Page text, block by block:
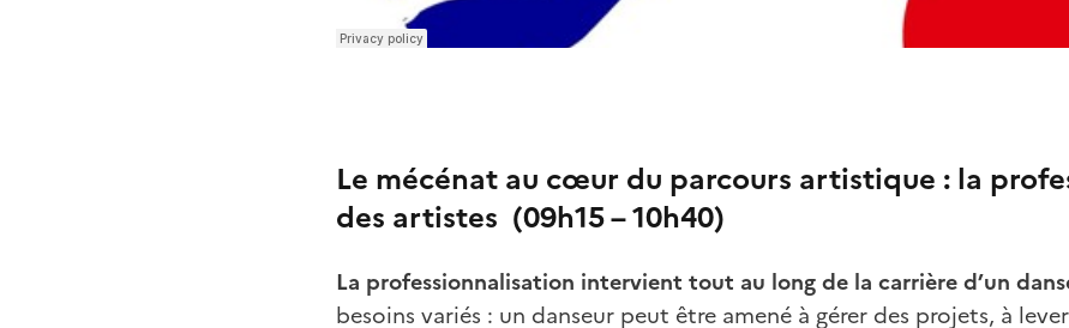
Le mécénatau cœur du parcours artistique : la
des artistes (09h15 – 10h40)
La professionnalisation intervient tout au long de la carrière d’un
besoins variés : un danseur peut être amené à gérer des projets, à